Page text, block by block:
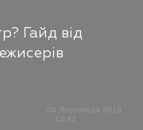
Гайд від
04 Листопада 2019